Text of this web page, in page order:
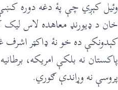
خان د ډيورنډ معاهده لاس ليک
کېدونکې ده خو نۀ ډاکټر اشرف
پاکستان نه بلکې امريکه،
پروسې نه وړاندې ګوري.